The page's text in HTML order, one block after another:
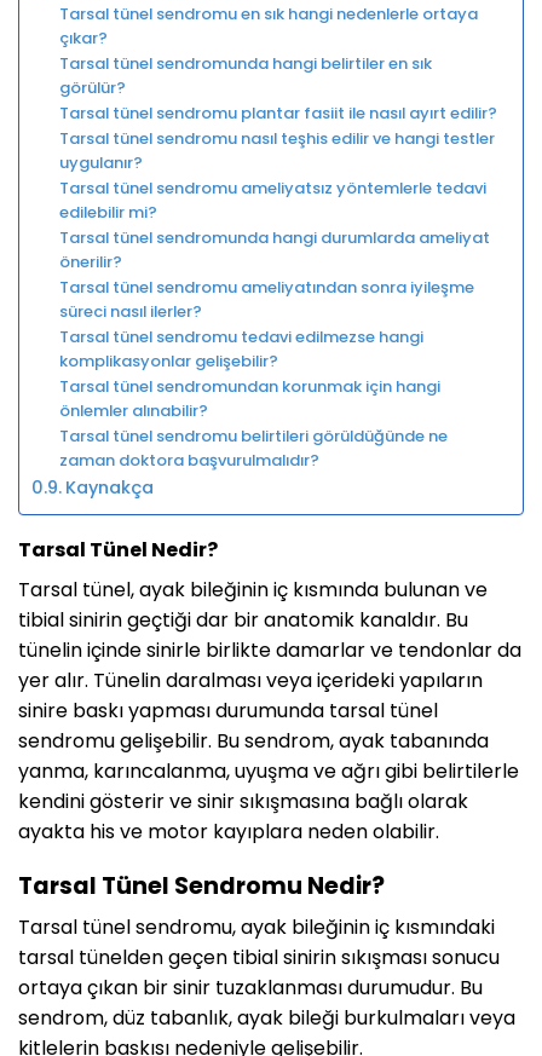
Tarsal tünel sendromu en sık hangi nedenlerle ortaya
çıkar?
Tarsal tünel sendromunda hangi belirtiler en sık
görülür?
Tarsal tünel sendromu plantar fasiit ile nasıl ayırt edilir?
Tarsal tünel sendromu nasıl teşhis edilir ve hangi testler
uygulanır?
Tarsal tünel sendromu ameliyatsız yöntemlerle tedavi
edilebilir mi?
Tarsal tünel sendromunda hangi durumlarda ameliyat
önerilir?
Tarsal tünel sendromu ameliyatından sonra iyileşme
süreci nasıl ilerler?
Tarsal tünel sendromu tedavi edilmezse hangi
komplikasyonlar gelişebilir?
Tarsal tünel sendromundan korunmak için hangi
önlemler alınabilir?
Tarsal tünel sendromu belirtileri görüldüğünde ne
zaman doktora başvurulmalıdır?
Kaynakça
Tarsal Tünel Nedir?
Tarsal tünel, ayak bileğinin iç kısmında bulunan ve
tibial sinirin geçtiği dar bir anatomik kanaldır. Bu
tünelin içinde sinirle birlikte damarlar ve tendonlar da
yer alır. Tünelin daralması veya içerideki yapıların
sinire baskı yapması durumunda tarsal tünel
sendromu gelişebilir. Bu sendrom, ayak tabanında
yanma, karıncalanma, uyuşma ve ağrı gibi belirtilerle
kendini gösterir ve sinir sıkışmasına bağlı olarak
ayakta his ve motor kayıplara neden olabilir.
Tarsal Tünel Sendromu Nedir?
Tarsal tünel sendromu, ayak bileğinin iç kısmındaki
tarsal tünelden geçen tibial sinirin sıkışması sonucu
ortaya çıkan bir sinir tuzaklanması durumudur. Bu
sendrom, düz tabanlık, ayak bileği burkulmaları veya
kitlelerin baskısı nedeniyle gelişebilir.